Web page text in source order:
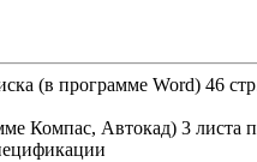
(в программе Word) 46
Компас, Автокад) 3 листа